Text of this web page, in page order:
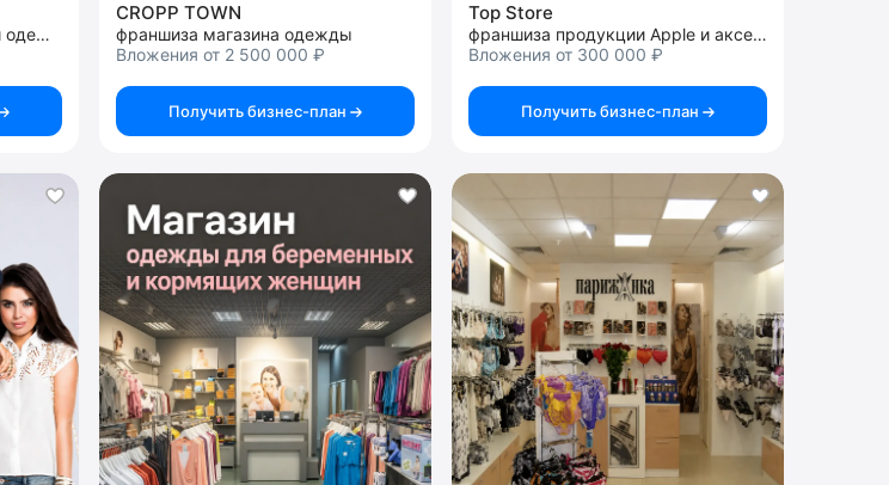
франшиза продажи женской одежды и аксессуаров
CROPP TOWN
франшиза магазина одежды
Вложения от 2 500 000 ₽
Получить бизнес-план
Top Store
франшиза продукции Apple и аксессуаров
Вложения от 300 000 ₽
Получить бизнес-план